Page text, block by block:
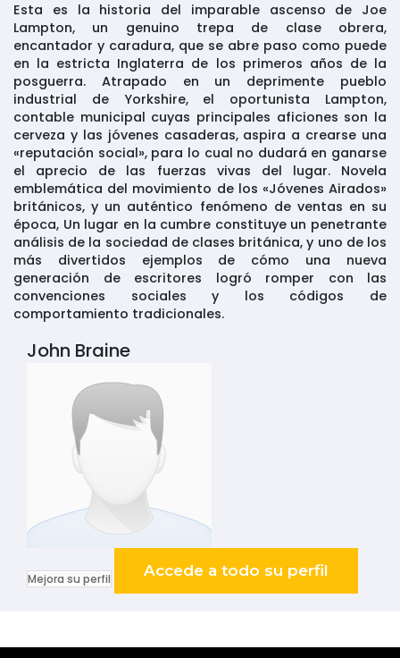
Esta es la historia del imparable ascenso de Joe
Lampton, un genuino trepa de clase obrera,
encantador y caradura, que se abre paso como puede
en la estricta Inglaterra de los primeros años de la
posguerra. Atrapado en un deprimente pueblo
industrial de Yorkshire, el oportunista Lampton,
contable municipal cuyas principales aficiones son la
cerveza y las jóvenes casaderas, aspira a crearse una
«reputación social», para lo cual no dudará en ganarse
el aprecio de las fuerzas vivas del lugar. Novela
emblemática del movimiento de los «Jóvenes Airados»
británicos, y un auténtico fenómeno de ventas en su
época, Un lugar en la cumbre constituye un penetrante
análisis de la sociedad de clases británica, y uno de los
más divertidos ejemplos de cómo una nueva
generación de escritores logró romper con las
convenciones sociales y los códigos de
comportamiento tradicionales.
John Braine
Mejora su perfil Accede a todo su perfil